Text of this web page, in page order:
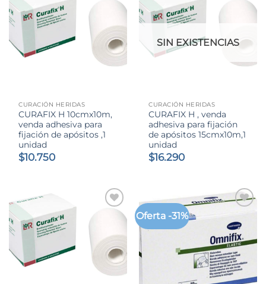
$9.850
CURACIÓN HERIDAS
CURAFIX H 10cmx10m,
venda adhesiva para
fijación de apósitos ,1
unidad
$10.750
SIN EXISTENCIAS
CURACIÓN HERIDAS
CURAFIX H , venda
adhesiva para fijación
de apósitos 15cmx10m,1
unidad
$16.290
Oferta -31%